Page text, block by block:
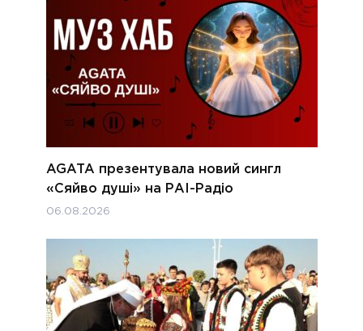
AGATA презентувала новий сингл
«Сяйво душі» на РАІ-Радіо
06.08.2026